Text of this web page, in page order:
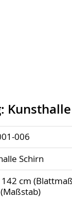
006
Schirn
142 cm